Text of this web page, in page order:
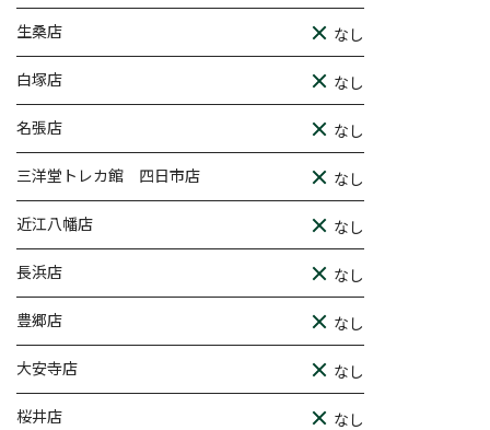
生桑店 なし
白塚店 なし
名張店 なし
三洋堂トレカ館 四日市店 なし
近江八幡店 なし
長浜店 なし
豊郷店 なし
大安寺店 なし
桜井店 なし